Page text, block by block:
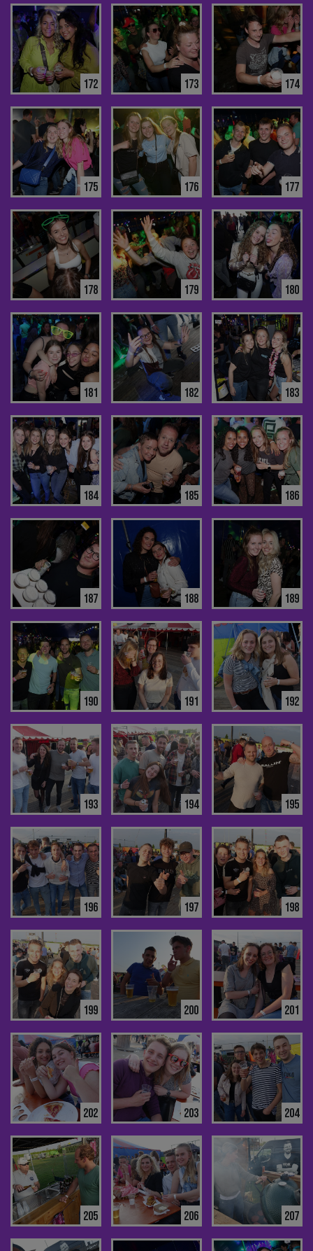
172 173 174
175 176 177
178 179 180
181 182 183
184 185 186
187 188 189
190 191 192
193 194 195
196 197 198
199 200 201
202 203 204
205 206 207